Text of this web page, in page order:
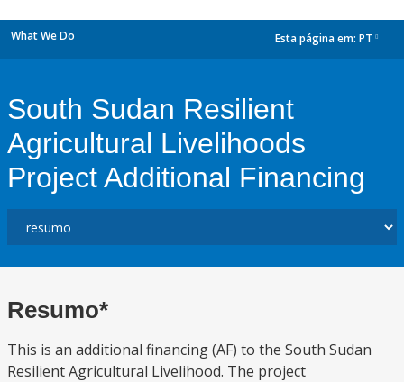
What We Do Esta página em: PT
South Sudan Resilient
Agricultural Livelihoods
Project Additional Financing
Resumo*
This is an additional financing (AF) to the South Sudan
Resilient Agricultural Livelihood. The project